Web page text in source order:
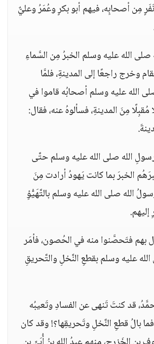
مِن أصحابِه، فيهم أبو بكرٍ وعُمَرُ وعليٌّ
الله عليه وسلم الخبرُ مِن السَّماءِ
وخرج راجعًا إلى المدينةِ، فلمَّا
الله عليه وسلم أصحابُه قاموا في
مِنَ المدينةِ، فسألوهُ عنه، فقال:
الله صلى الله عليه وسلم حتَّى
الخبرَ بما كانت يَهودُ أرادت مِنَ
الله صلى الله عليه وسلم بالتَّهَيُّؤِ
بهم فتَحصَّنوا منه في الحُصون، فأمَر
عليه وسلم بقطعِ النَّخلِ والتَّحريقِ
قد كنتَ تَنهى عن الفسادِ وتَعيبُه
بالُ قطعِ النَّخلِ وتَحريقِها؟! وقد كان